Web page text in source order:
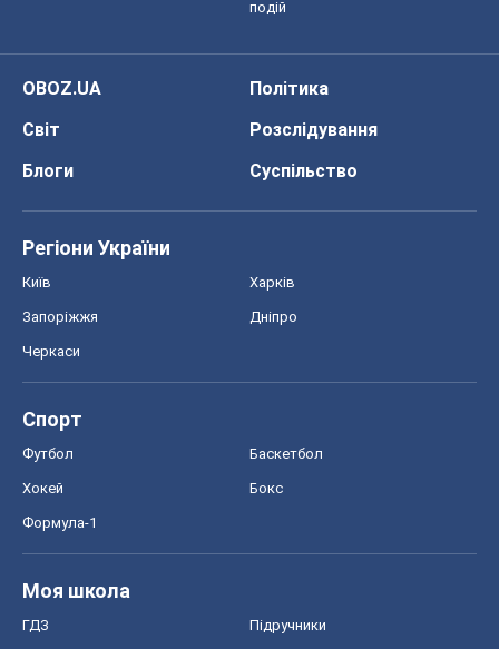
подій
OBOZ.UA
Політика
Світ
Розслідування
Блоги
Суспільство
Регіони України
Київ Харків
Запоріжжя Дніпро
Черкаси
Спорт
Футбол Баскетбол
Хокей Бокс
Формула-1
Моя школа
ГДЗ Підручники